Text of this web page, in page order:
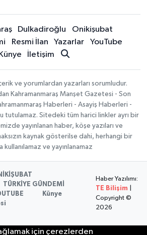
Dulkadiroğlu
Onikişubat
Resmi İlan Yazarlar
YouTube
Künye
İletişim
ve yorumlardan yazarları sorumludur.
Kahramanmaraş Manşet Gazetesi - Son
Haberleri - Asayiş Haberleri -
tutulamaz. Sitedeki tüm harici linkler ayrı bir
yayınlanan haber, köşe yazıları ve
kaynak gösterilse dahi, herhangi bir
kullanılamaz ve yayınlanamaz
TÜRKİYE GÜNDEMİ
Künye
Haber Yazılımı:
TE Bilişim
Copyright ©
2026
için çerezlerden